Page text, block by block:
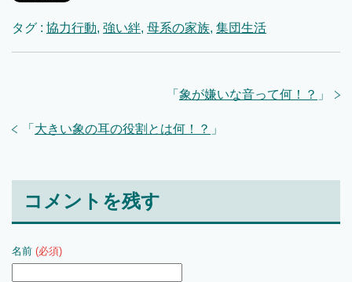
タグ : 協力行動, 強い絆, 母系の家族, 集団生活
「 象が嫌いな音って何！？ 」
「 大きい象の耳の役割とは何！？ 」
コメントを残す
名前 (必須)